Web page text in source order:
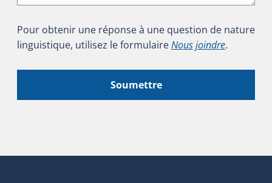
Pour obtenir une réponse à une question de nature
linguistique, utilisez le formulaireNous joindre.
Soumettre